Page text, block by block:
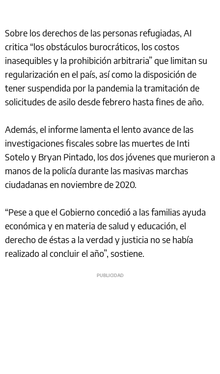
Sobre los derechos de las personas refugiadas, AI
critica “los obstáculos burocráticos, los costos
inasequibles y la prohibición arbitraria” que limitan su
regularización en el país, así como la disposición de
tener suspendida por la pandemia la tramitación de
solicitudes de asilo desde febrero hasta fines de año.
Además, el informe lamenta el lento avance de las
investigaciones fiscales sobre las muertes de Inti
Sotelo y Bryan Pintado, los dos jóvenes que murieron a
manos de la policía durante las masivas marchas
ciudadanas en noviembre de 2020.
“Pese a que el Gobierno concedió a las familias ayuda
económica y en materia de salud y educación, el
derecho de éstas a la verdad y justicia no se había
realizado al concluir el año”, sostiene.